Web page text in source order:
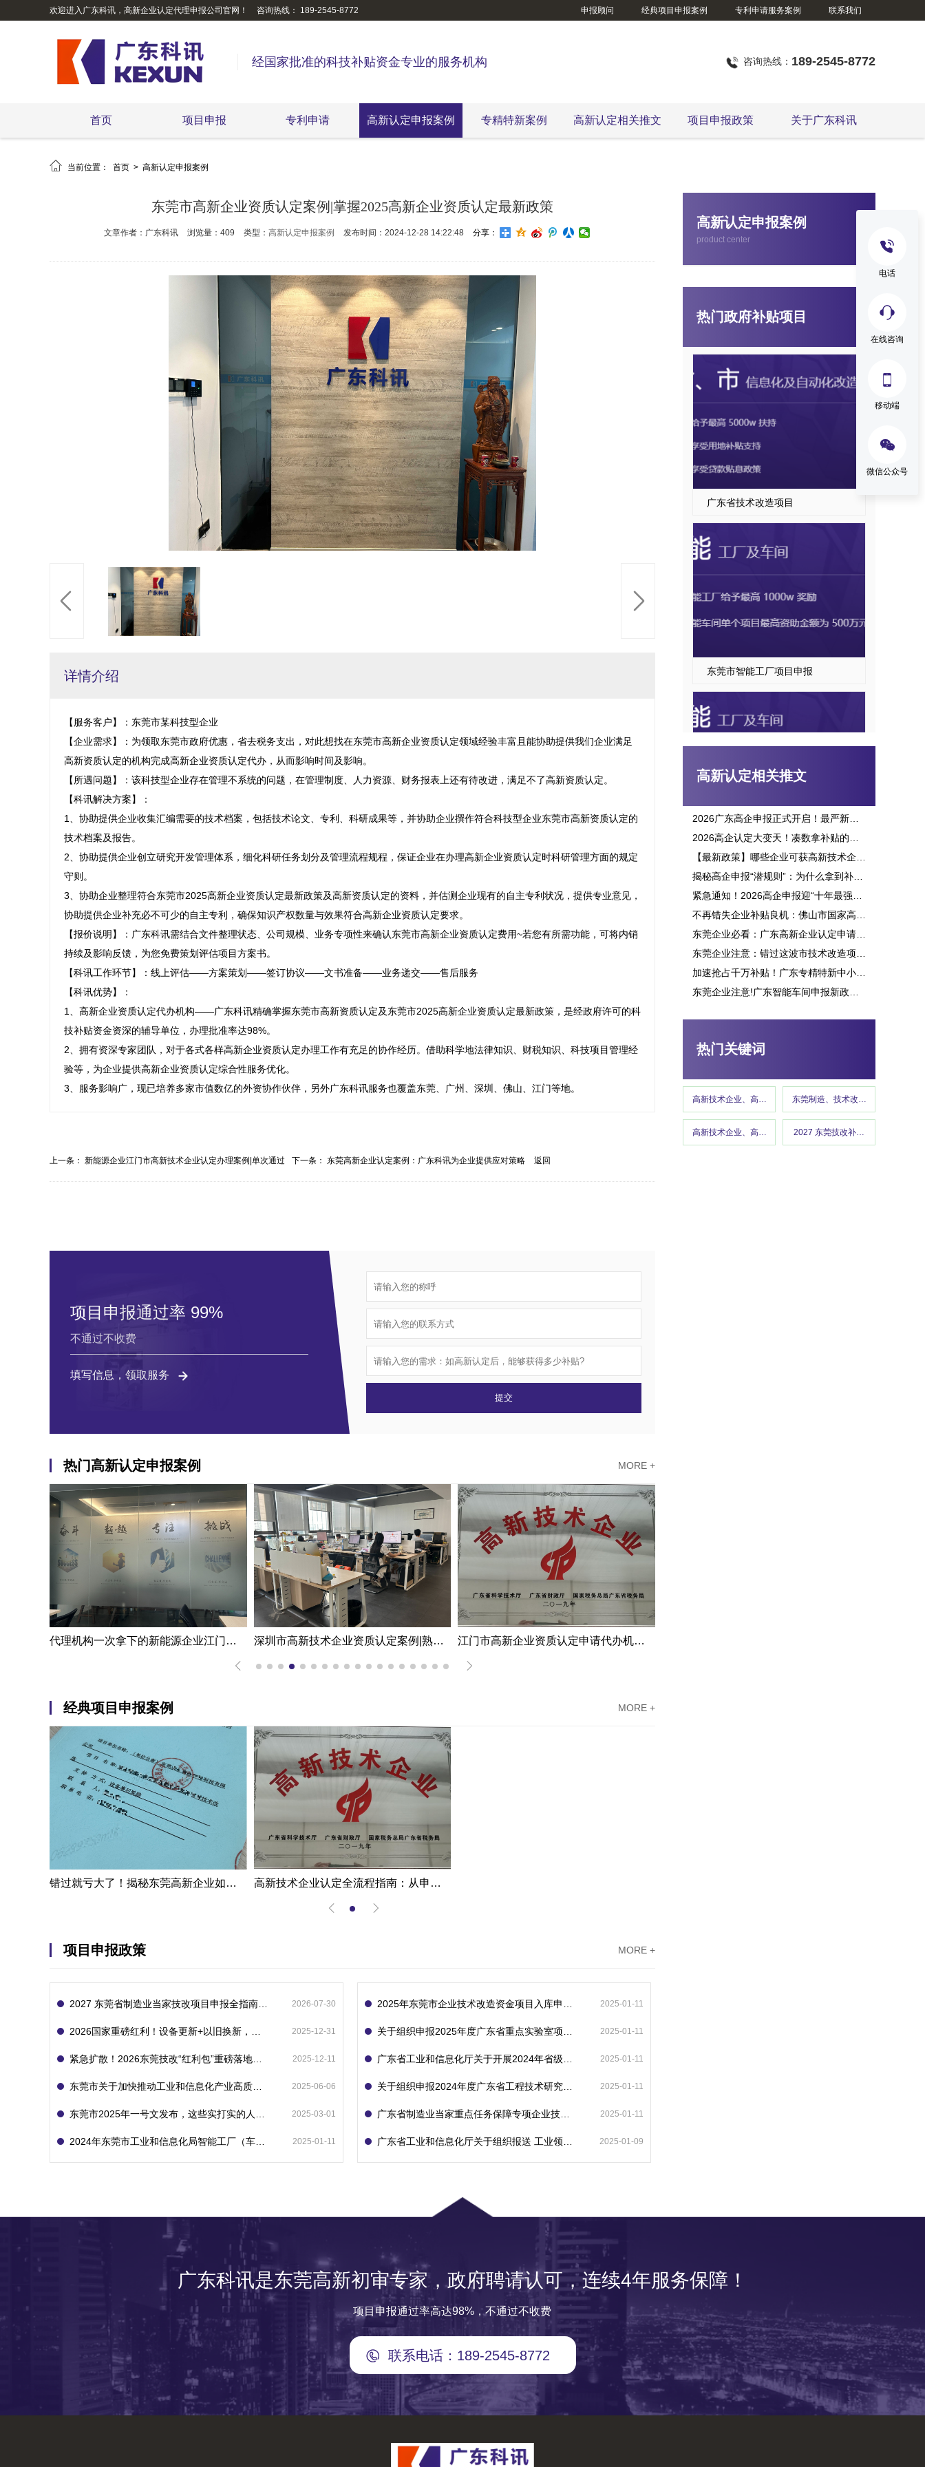
欢迎进入广东科讯，高新企业认定代理申报公司官网！ 咨询热线： 189-2545-8772 申报顾问 经典项目申报案例 专利申请服务案例 联系我们
经国家批准的科技补贴资金专业的服务机构 咨询热线： 189-2545-8772
首页 项目申报 专利申请 高新认定申报案例 专精特新案例 高新认定相关推文 项目申报政策 关于广东科讯
 当前位置： 首页 > 高新认定申报案例
高新认定申报案例
product center
热门政府补贴项目
广东省技术改造项目
东莞市智能工厂项目申报
东莞市智能车间项目申报指南
高新认定相关推文
热门关键词
高新技术企业、高企认定、高企申报东莞制造、技术改造、东莞工信、
高新技术企业、高企认定、高企申报、政策解读 、东莞企业
2027 东莞技改补贴、东莞制造业
东莞市高新企业资质认定案例|掌握2025高新企业资质认定最新政策
文章作者：广东科讯 浏览量：409 类型： 高新认定申报案例 发布时间：2024-12-28 14:22:48 分享：
详情介绍
【服务客户】：东莞市某科技型企业
【企业需求】：为领取东莞市政府优惠，省去税务支出，对此想找在东莞市高新企业资质认定领域经验丰富且能协助提供我们企业满足
高新资质认定的机构完成高新企业资质认定代办，从而影响时间及影响。
【所遇问题】：该科技型企业存在管理不系统的问题，在管理制度、人力资源、财务报表上还有待改进，满足不了高新资质认定。
【科讯解决方案】：
1、协助提供企业收集汇编需要的技术档案，包括技术论文、专利、科研成果等，并协助企业撰作符合科技型企业东莞市高新资质认定的
技术档案及报告。
2、协助提供企业创立研究开发管理体系，细化科研任务划分及管理流程规程，保证企业在办理高新企业资质认定时科研管理方面的规定
守则。
3、协助企业整理符合东莞市2025高新企业资质认定最新政策及高新资质认定的资料，并估测企业现有的自主专利状况，提供专业意见，
协助提供企业补充必不可少的自主专利，确保知识产权数量与效果符合高新企业资质认定要求。
【报价说明】：广东科讯需结合文件整理状态、公司规模、业务专项性来确认东莞市高新企业资质认定费用~若您有所需功能，可将内销
持续及影响反馈，为您免费策划评估项目方案书。
【科讯工作环节】：线上评估——方案策划——签订协议——文书准备——业务递交——售后服务
【科讯优势】：
1、高新企业资质认定代办机构——广东科讯精确掌握东莞市高新资质认定及东莞市2025高新企业资质认定最新政策，是经政府许可的科
技补贴资金资深的辅导单位，办理批准率达98%。
2、拥有资深专家团队，对于各式各样高新企业资质认定办理工作有充足的协作经历。借助科学地法律知识、财税知识、科技项目管理经
验等，为企业提供高新企业资质认定综合性服务优化。
3、服务影响广，现已培养多家市值数亿的外资协作伙伴，另外广东科讯服务也覆盖东莞、广州、深圳、佛山、江门等地。
上一条： 新能源企业江门市高新技术企业认定办理案例|单次通过 下一条： 东莞高新企业认定案例：广东科讯为企业提供应对策略 返回
项目申报通过率 99%
不通过不收费
填写信息，领取服务
热门高新认定申报案例 MORE +
代理机构一次拿下的新能源企业江门高新技术企业认定申报案例 深圳市高新技术企业资质认定案例|熟练掌握国家高新企业资质认定 江门市高新企业资质认定申请代办机构服务案例
经典项目申报案例 MORE +
错过就亏大了！揭秘东莞高新企业如何轻松拿下省级技术改造项目300万补贴 高新技术企业认定全流程指南：从申报到复审的成功经验分享
项目申报政策 MORE +
2026-07-30
2025-12-31
2025-12-11
2025-06-06
2025-03-01
2025-01-11
2025-01-11
2025-01-11
2025-01-11
2025-01-11
2025-01-11
2025-01-09
广东科讯是东莞高新初审专家，政府聘请认可，连续4年服务保障！
项目申报通过率高达98%，不通过不收费
联系电话：189-2545-8772
电话
在线咨询

移动端

微信公众号